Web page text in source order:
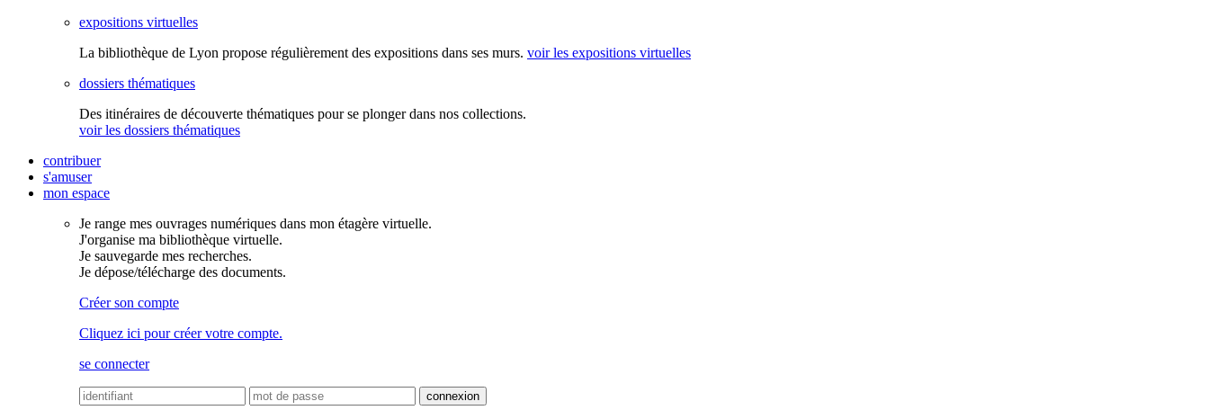
expositions virtuelles
La bibliothèque de Lyon propose régulièrement des expositions dans ses murs. voir les expositions virtuelles
dossiers thématiques
Des itinéraires de découverte thématiques pour se plonger dans nos collections.
voir les dossiers thématiques
contribuer
s'amuser
mon espace
Je range mes ouvrages numériques dans mon étagère virtuelle.
J'organise ma bibliothèque virtuelle.
Je sauvegarde mes recherches.
Je dépose/télécharge des documents.
Créer son compte
Cliquez ici pour créer votre compte.
se connecter